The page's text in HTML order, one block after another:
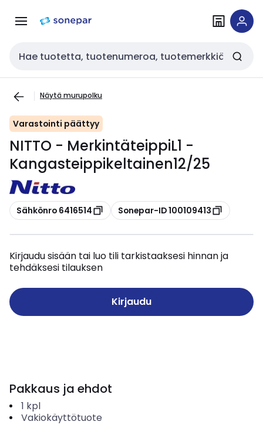
navigointiinsisältöön
Haku
Näytä murupolku
Varastointi päättyy
NITTO - MerkintäteippiL1 -
Kangasteippikeltainen12/25
Kopioi
Sähkönro 6416514 Kopioi
Sonepar-ID 100109413
Kirjaudu sisään tai luo tili tarkistaaksesi hinnan ja
tehdäksesi tilauksen
Kirjaudu
Pakkaus ja ehdot
1 kpl
Vakiokäyttötuote